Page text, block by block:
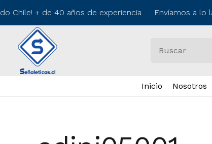
Chile! + de 40 años de experiencia Envíamos a lo
Inicio Nosotros